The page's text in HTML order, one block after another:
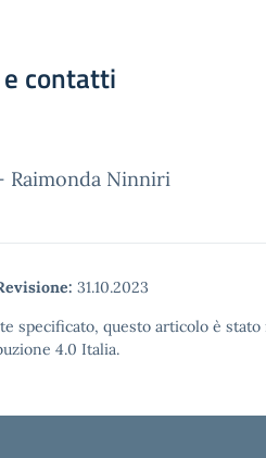
contatti
Raimonda Ninniri
31.10.2023
specificato, questo articolo è
4.0 Italia.